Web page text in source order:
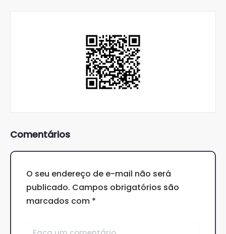
Comentários
O seu endereço de e-mail não será
publicado. Campos obrigatórios são
marcados com *